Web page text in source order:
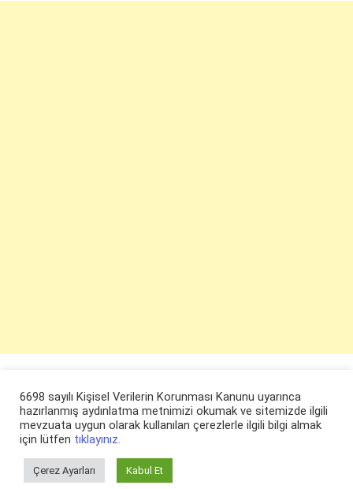
© ruyaevi.com 2022
6698 sayılı Kişisel Verilerin Korunması Kanunu uyarınca
hazırlanmış aydınlatma metnimizi okumak ve sitemizde ilgili
mevzuata uygun olarak kullanılan çerezlerle ilgili bilgi almak
için lütfen tıklayınız.
Çerez Ayarları Kabul Et